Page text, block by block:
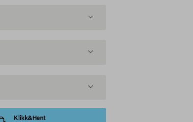
Klikk&Hent